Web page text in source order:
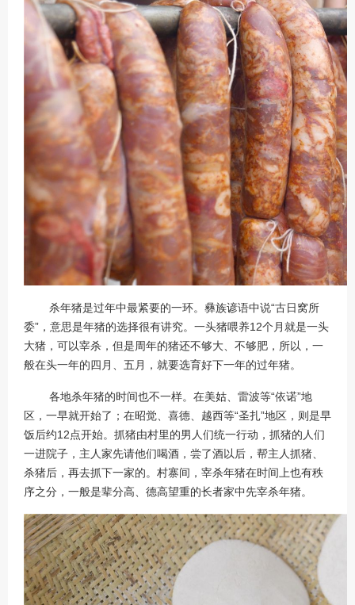
杀年猪是过年中最紧要的一环。彝族谚语中说“古日窝所
委”，意思是年猪的选择很有讲究。一头猪喂养12个月就是一头
大猪，可以宰杀，但是周年的猪还不够大、不够肥，所以，一
般在头一年的四月、五月，就要选育好下一年的过年猪。
各地杀年猪的时间也不一样。在美姑、雷波等“依诺”地
区，一早就开始了；在昭觉、喜德、越西等“圣扎”地区，则是早
饭后约12点开始。抓猪由村里的男人们统一行动，抓猪的人们
一进院子，主人家先请他们喝酒，尝了酒以后，帮主人抓猪、
杀猪后，再去抓下一家的。村寨间，宰杀年猪在时间上也有秩
序之分，一般是辈分高、德高望重的长者家中先宰杀年猪。